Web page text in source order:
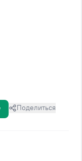
Поделиться